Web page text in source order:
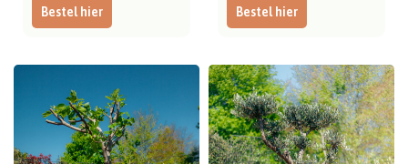
Bestel hier Bestel hier